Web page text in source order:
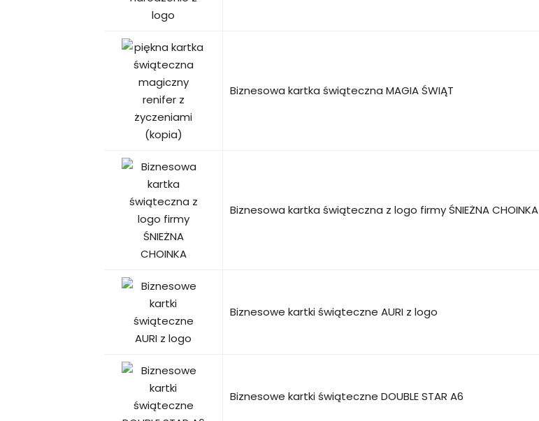
Biznesowa kartka świąteczna MAGIA ŚWIĄT
Biznesowa kartka świąteczna z logo firmy ŚNIEŻNA CHOINKA
Biznesowe kartki świąteczne AURI z logo
Biznesowe kartki świąteczne DOUBLE STAR A6